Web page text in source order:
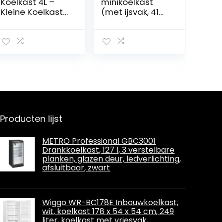
Kleine Koelkast
Koelkast, Warm
(met ijsvak, 41
verstelbare
MD37724) wit
Producten lijst
METRO Professional GBC3001
Drankkoelkast, 127 l, 3 verstelbare
planken, glazen deur, ledverlichting,
afsluitbaar, zwart
Wiggo WR-BC178E Inbouwkoelkast,
wit, koelkast 178 x 54 x 54 cm, 249